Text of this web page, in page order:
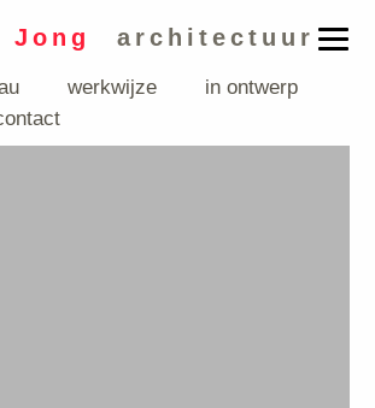
Jong architectuur
werkwijze
in ontwerp